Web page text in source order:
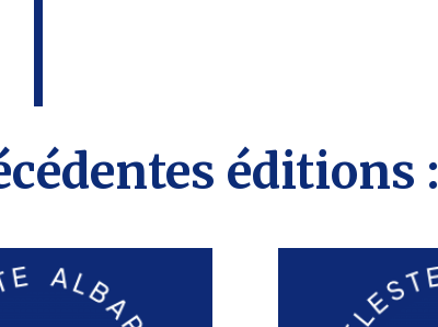
éditions :